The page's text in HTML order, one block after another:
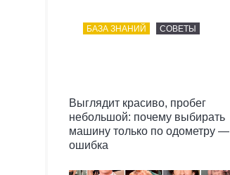
БАЗА ЗНАНИЙ СОВЕТЫ
Выглядит красиво, пробег
небольшой: почему выбирать
машину только по одометру —
ошибка